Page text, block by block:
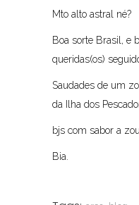
Mto alto astral né?
Boa sorte Brasil, e
queridas(os)
Saudades de um
da Ilha dos
bjs com sabor a
Bia.